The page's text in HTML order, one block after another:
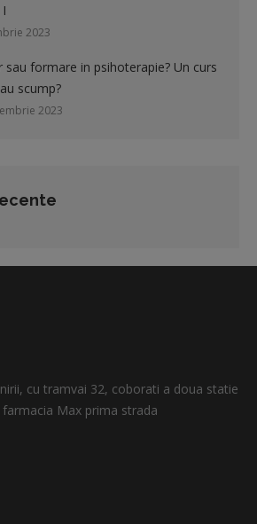
2023
sau formare in psihoterapie? Un curs
scump?
2023
cu tramvai 32, coborati a doua statie
Max prima strada